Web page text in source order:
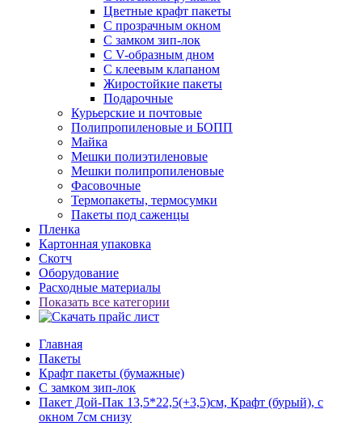
Цветные крафт пакеты
С прозрачным окном
С замком зип-лок
С V-образным дном
С клеевым клапаном
Жиростойкие пакеты
Подарочные
Курьерские и почтовые
Полипропиленовые и БОПП
Майка
Мешки полиэтиленовые
Мешки полипропиленовые
Фасовочные
Термопакеты, термосумки
Пакеты под саженцы
Пленка
Картонная упаковка
Скотч
Оборудование
Расходные материалы
Показать все категории
Главная
Пакеты
Крафт пакеты (бумажные)
С замком зип-лок
Пакет Дой-Пак 13,5*22,5(+3,5)см, Крафт (бурый), с
окном 7см снизу